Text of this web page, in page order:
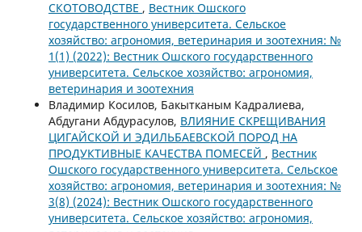
СКОТОВОДСТВЕ , Вестник Ошского
государственного университета. Сельское
хозяйство: агрономия, ветеринария и зоотехния: №
1(1) (2022): Вестник Ошского государственного
университета. Сельское хозяйство: агрономия,
ветеринария и зоотехния
Владимир Косилов, Бакытканым Кадралиева,
Абдугани Абдурасулов, ВЛИЯНИЕ СКРЕЩИВАНИЯ
ЦИГАЙСКОЙ И ЭДИЛЬБАЕВСКОЙ ПОРОД НА
ПРОДУКТИВНЫЕ КАЧЕСТВА ПОМЕСЕЙ , Вестник
Ошского государственного университета. Сельское
хозяйство: агрономия, ветеринария и зоотехния: №
3(8) (2024): Вестник Ошского государственного
университета. Сельское хозяйство: агрономия,